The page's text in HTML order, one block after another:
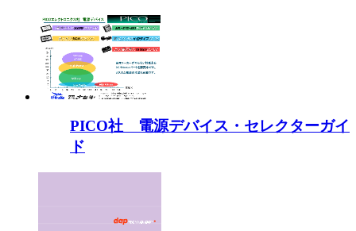
PICO社 電源デバイス・セレクターガイ
ド